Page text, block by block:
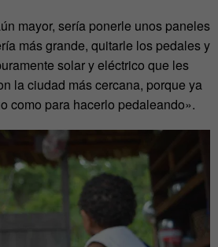
mayor, sería ponerle unos paneles
más grande, quitarle los pedales y
solar y eléctrico que les
la ciudad más cercana, porque ya
como para hacerlo pedaleando».